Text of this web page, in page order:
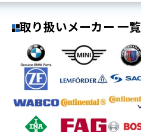
取り扱いメーカー 一覧